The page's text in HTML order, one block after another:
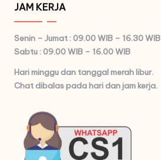
JAM KERJA
Senin – Jumat : 09.00 WIB – 16.30 WIB
Sabtu : 09.00 WIB – 16.00 WIB
Hari minggu dan tanggal merah libur.
Chat dibalas pada hari dan jam kerja.